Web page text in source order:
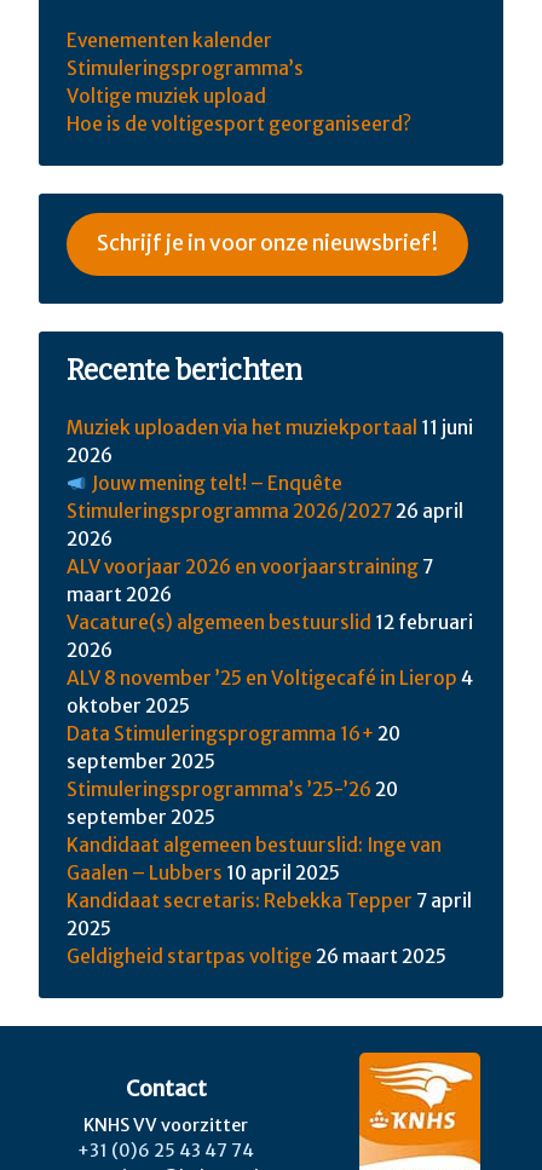
Evenementen kalender
Stimuleringsprogramma’s
Voltige muziek upload
Hoe is de voltigesport georganiseerd?
Schrijf je in voor onze nieuwsbrief!
Recente berichten
Muziek uploaden via het muziekportaal 11 juni
2026
Jouw mening telt! – Enquête
Stimuleringsprogramma 2026/202726 april
2026
ALV voorjaar 2026 en voorjaarstraining 7
maart 2026
Vacature(s) algemeen bestuurslid 12 februari
2026
ALV 8 november ’25 en Voltigecafé in Lierop 4
oktober 2025
Data Stimuleringsprogramma 16+ 20
september 2025
Stimuleringsprogramma’s ’25-’26 20
september 2025
Kandidaat algemeen bestuurslid: Inge van
Gaalen – Lubbers 10 april 2025
Kandidaat secretaris: Rebekka Tepper 7 april
2025
Geldigheid startpas voltige 26 maart 2025
Contact
KNHS VV voorzitter
+31 (0)6 25 43 47 74